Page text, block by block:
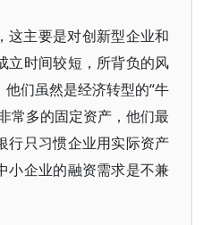
这主要是对创新型企业和
立时间较短，所背负的风
们虽然是经济转型的“牛
常多的固定资产，他们最
行只习惯企业用实际资产
小企业的融资需求是不兼